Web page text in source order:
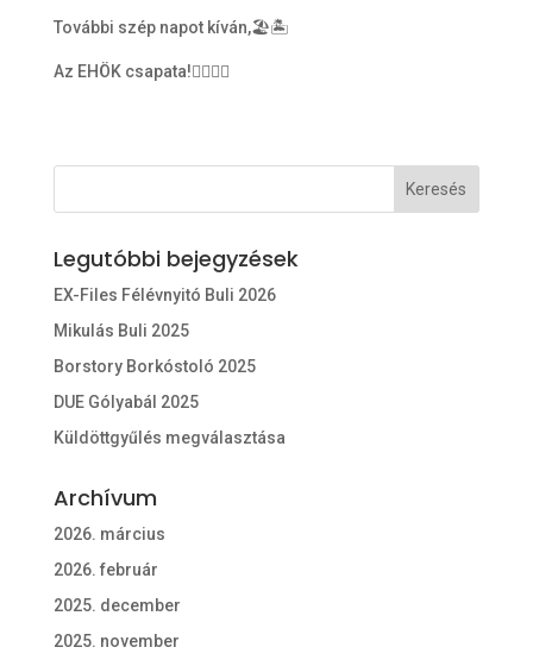
További szép napot kíván,🏖🏝
Az EHÖK csapata!🙋‍♀️🙋‍♂️
Legutóbbi bejegyzések
EX-Files Félévnyitó Buli 2026
Mikulás Buli 2025
Borstory Borkóstoló 2025
DUE Gólyabál 2025
Küldöttgyűlés megválasztása
Archívum
2026. március
2026. február
2025. december
2025. november